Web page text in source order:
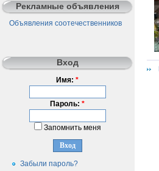
Рекламные объявления
Объявления соотечественников
Вход
Имя: *
Пароль: *
Запомнить меня
Забыли пароль?